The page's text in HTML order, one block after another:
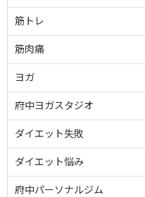
筋トレ
筋肉痛
ヨガ
府中ヨガスタジオ
ダイエット失敗
ダイエット悩み
府中パーソナルジム